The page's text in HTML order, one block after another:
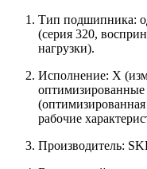
Тип подшипника:
(серия 320,
нагрузки).
Исполнение: X
оптимизированные
рабочие
Производитель: